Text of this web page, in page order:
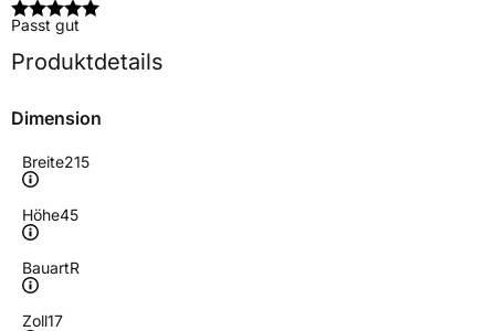
Passt gut
Produktdetails
Dimension
Breite215
Höhe45
BauartR
Zoll17